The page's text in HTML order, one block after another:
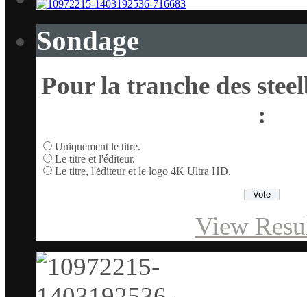
Sondage
Pour la tranche des
:
Uniquement le titre.
Le titre et l'éditeur.
Le titre, l'éditeur et le logo 4K Ultra HD.
View